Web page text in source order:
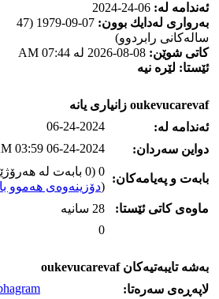
ئه‌ندامه‌ له‌:
به‌رواری له‌دایك بوون:
07-09-1979 (47
ساله‌كانی رابردوو)
كاتی شوێن:
ئێستا: لێره‌ نیه‌
oukevucarevaf زانیاری یانه‌
ئه‌ندامه‌ له‌:
06-24-2024
دواین سه‌ردان:
06-24-2024 03:59 AM
بابه‌ت و په‌یامه‌کان:
0 (0 بابه‌ت له‌ هه‌رۆژێك | 0 له‌ هه‌موو بابه‌ته‌كان)
(دۆزینه‌وه‌ی هه‌موو
ماوه‌ی كاتی ئێستا:
28 سانیه‌
0
به‌شه‌ تایبه‌تیه‌کان oukevucarevaf
لاپه‌ڕه‌ی سه‌ره‌تا: